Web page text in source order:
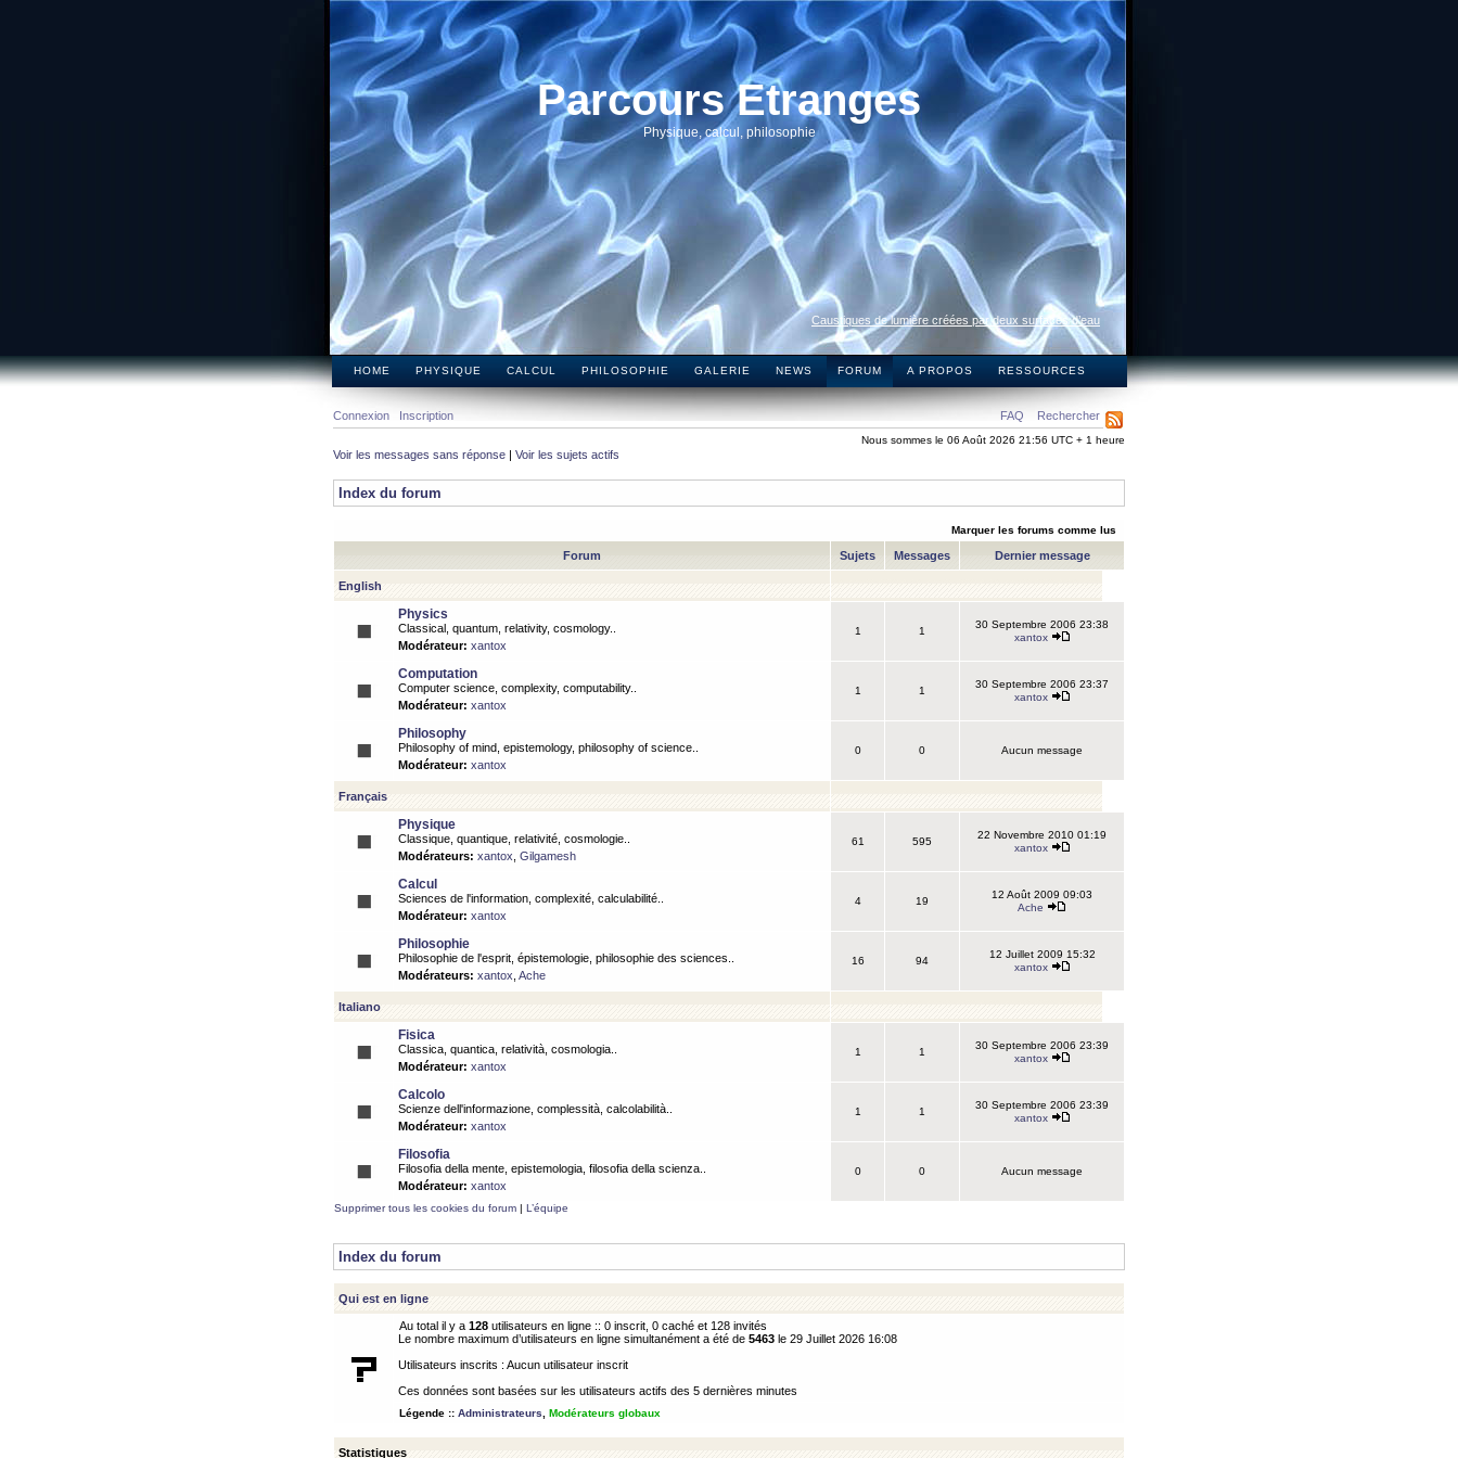
Parcours Etranges
Physique, calcul, philosophie
Caustiques de lumière créées par deux surfaces d’eau
HOME PHYSIQUE CALCUL PHILOSOPHIE GALERIE NEWS FORUM A PROPOS RESSOURCES
FAQ Rechercher
Connexion Inscription
Nous sommes le 06 Août 2026 21:56 UTC + 1 heure
Voir les messages sans réponse | Voir les sujets actifs
Index du forum
Marquer les forums comme lus
Forum Sujets Messages Dernier message
English
Physics
Classical, quantum, relativity, cosmology..
Modérateur: xantox
1 1
30 Septembre 2006 23:38
xantox
Computation
Computer science, complexity, computability..
Modérateur: xantox
1 1
30 Septembre 2006 23:37
xantox
Philosophy
Philosophy of mind, epistemology, philosophy of science..
Modérateur: xantox
0 0 Aucun message
Français
Physique
Classique, quantique, relativité, cosmologie..
Modérateurs: xantox Gilgamesh
61 595
22 Novembre 2010 01:19
xantox
Calcul
Sciences de l'information, complexité, calculabilité..
Modérateur: xantox
4 19
12 Août 2009 09:03
Ache
Philosophie
Philosophie de l'esprit, épistemologie, philosophie des sciences..
Modérateurs: xantox Ache
16 94
12 Juillet 2009 15:32
xantox
Italiano
Fisica
Classica, quantica, relatività, cosmologia..
Modérateur: xantox
1 1
30 Septembre 2006 23:39
xantox
Calcolo
Scienze dell'informazione, complessità, calcolabilità..
Modérateur: xantox
1 1
30 Septembre 2006 23:39
xantox
Filosofia
Filosofia della mente, epistemologia, filosofia della scienza..
Modérateur: xantox
0 0 Aucun message
Supprimer tous les cookies du forum | L’équipe
Index du forum
Qui est en ligne
Au total il y a 128 utilisateurs en ligne :: 0 inscrit, 0 caché et 128 invités
Le nombre maximum d’utilisateurs en ligne simultanément a été de 5463 le 29 Juillet 2026 16:08
Utilisateurs inscrits : Aucun utilisateur inscrit
Ces données sont basées sur les utilisateurs actifs des 5 dernières minutes
Légende :: Administrateurs Modérateurs globaux
Statistiques